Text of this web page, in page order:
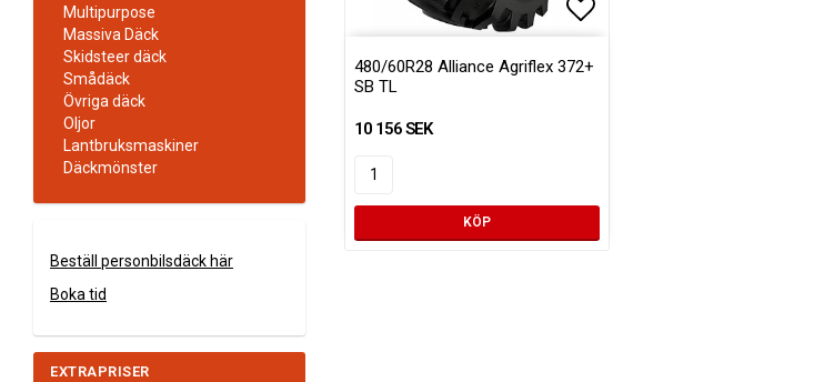
Multipurpose
Massiva Däck
Skidsteer däck
Smådäck
Övriga däck
Oljor
Lantbruksmaskiner
Däckmönster
Beställ personbilsdäck här
Boka tid
EXTRAPRISER
Lägg till i favoritlistan
480/60R28 Alliance Agriflex 372+
SB TL
10 156 SEK
KÖP